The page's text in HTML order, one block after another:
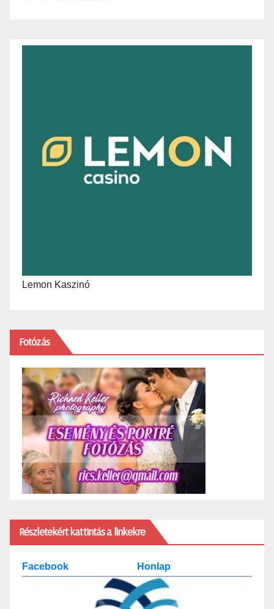
Lemon Kaszinó
Fotózás
Részletekért kattintás a linkekre
Facebook Honlap